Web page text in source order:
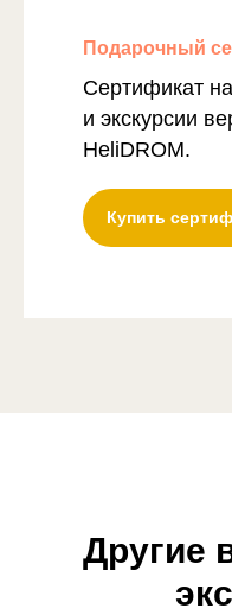
Подарочный
Сертификат
и экскурсии
HeliDROM.
Купить
Другие